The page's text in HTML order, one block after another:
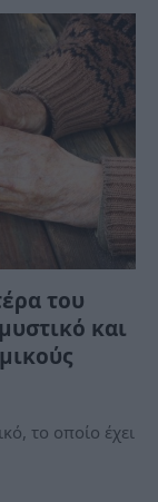
του
και
το οποίο έχει